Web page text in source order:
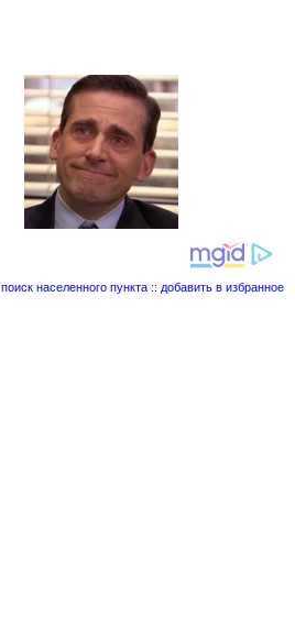
поиск населенного пункта :: добавить в избранное